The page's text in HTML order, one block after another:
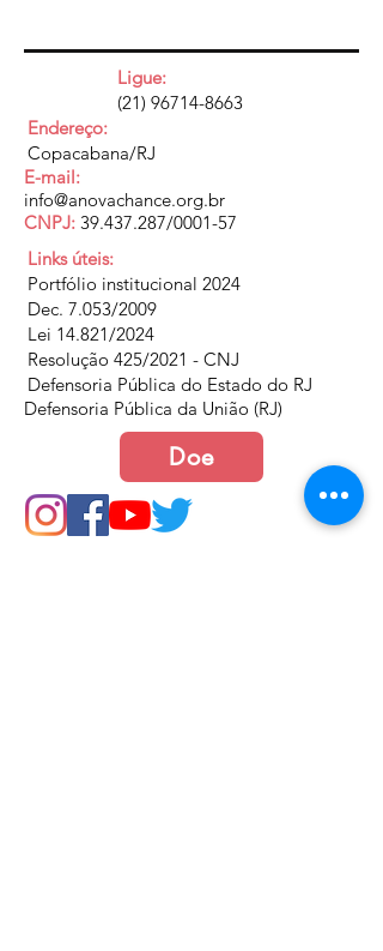
Ligue:
(21) 96714-8663
Endereço:
Copacabana/RJ
E-mail:
info@anovachance.org.br
CNPJ: 39.437.287/0001-57
Links úteis:
Portfólio institucional 2024
Dec. 7.053/2009
Lei 14.821/2024
Resolução 425/2021 - CNJ
Defensoria Pública do Estado do RJ
Defensoria Pública da União (RJ)
Doe